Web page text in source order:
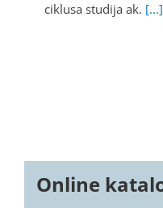
ciklusa studija ak. [...]
Online